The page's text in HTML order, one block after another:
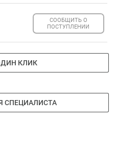
СООБЩИТЬ О
ПОСТУПЛЕНИИ
КЛИК
СПЕЦИАЛИСТА